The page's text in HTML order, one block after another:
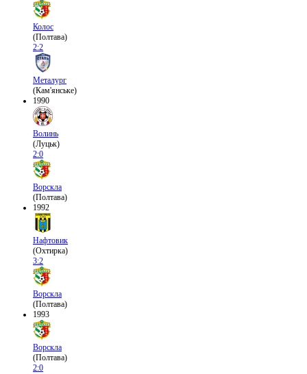
Колос
(Полтава)
2:2
Металург
(Кам'янське)
1990
Волинь
(Луцьк)
2:0
Ворскла
(Полтава)
1992
Нафтовик
(Охтирка)
3:2
Ворскла
(Полтава)
1993
Ворскла
(Полтава)
2:0